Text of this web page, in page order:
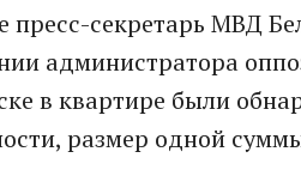
пресс-секретарь МВД
администратора
в квартире были
размер одной